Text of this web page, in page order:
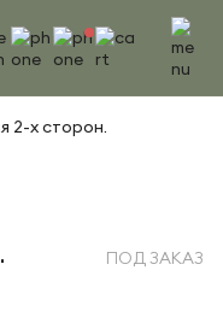
2-х сторон.
ПОД ЗАКАЗ